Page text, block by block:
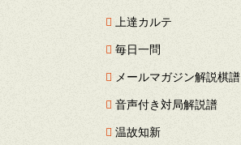
上達カルテ
毎日一問
メールマガジン解説棋譜
音声付き対局解説譜
温故知新